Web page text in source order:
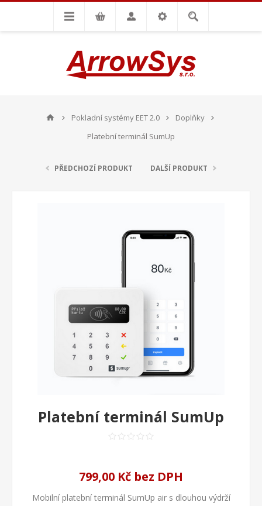
Pokladní systémy EET 2.0
Doplňky
Platební terminál SumUp
PŘEDCHOZÍ PRODUKT DALŠÍ PRODUKT
Platební terminál SumUp
799,00 Kč bez DPH
Mobilní platební terminál SumUp air s dlouhou výdrží